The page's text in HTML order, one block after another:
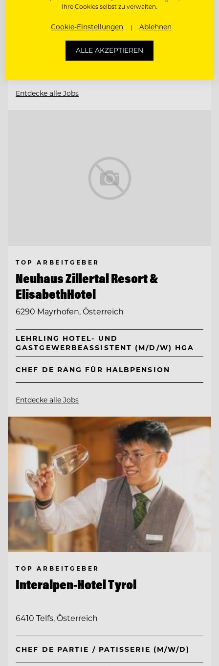
4191 Guglwald, Österreich
CHEF DE PARTIE
Entdecke alle Jobs
TOP ARBEITGEBER
Neuhaus Zillertal Resort &
ElisabethHotel
6290 Mayrhofen, Österreich
LEHRLING HOTEL- UND
GASTGEWERBEASSISTENT (M/D/W) HGA
CHEF DE RANG FÜR HALBPENSION
Entdecke alle Jobs
TOP ARBEITGEBER
Interalpen-Hotel Tyrol
6410 Telfs, Österreich
CHEF DE PARTIE / PATISSERIE (M/W/D)
Ihre Cookies selbst zu verwalten.
Cookie-Einstellungen Ablehnen
ALLE AKZEPTIEREN